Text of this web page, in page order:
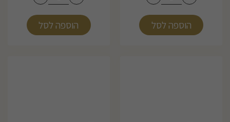
הוספה לסל הוספה לסל